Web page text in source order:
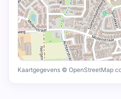
Kaartgegevens © OpenStreetMap